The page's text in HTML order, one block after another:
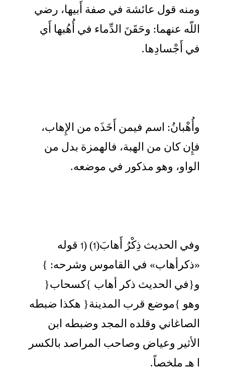
ومنه قول عائشة في صفة أَبيها، رضي
اللّه عنهما: وحَقَنَ الدِّماء في أُهُبها أَي
في أَجْسادِها.
وأُهْبانُ: اسم فيمن أَخَذَه من الإِهاب،
فإِن كان من الهبة، فالهمزة بدل من
الواو، وهو مذكور في موضعه.
وفي الحديث ذِكْرُ أَهابَ(1) (1 قوله
«ذكرأهاب» في القاموس وشرحه: }
و{في الحديث ذكر أهاب }كسحاب{
وهو }موضع قرب المدينة{ هكذا ضبطه
الصاغاني وقلده المجد وضبطه ابن
الأثير وعياض وصاحب المراصد بالكسر
ا هـ ملخصاً.